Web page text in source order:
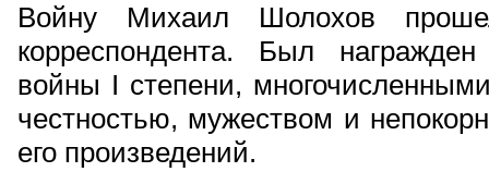
Войну Михаил Шолохов
корреспондента. Был
войны I степени,
честностью, мужеством и
его произведений.